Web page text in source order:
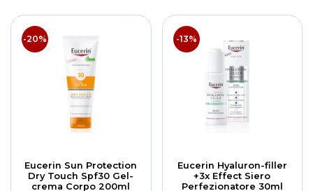
-20%
Eucerin Sun Protection
Dry Touch Spf30 Gel-
crema Corpo 200ml
-13%
Eucerin Hyaluron-filler
+3x Effect Siero
Perfezionatore 30ml